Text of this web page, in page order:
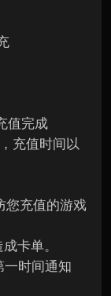
值完成
充值时间以
您充值的游戏
卡单。
时间通知